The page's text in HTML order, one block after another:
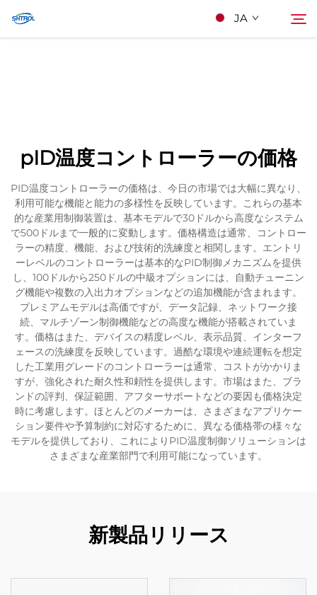
JA
連絡する
pID温度コントローラーの価格
PID温度コントローラーの価格は、今日の市場では大幅に異なり、
利用可能な機能と能力の多様性を反映しています。これらの基本
的な産業用制御装置は、基本モデルで30ドルから高度なシステム
で500ドルまで一般的に変動します。価格構造は通常、コントロー
ラーの精度、機能、および技術的洗練度と相関します。エントリ
ーレベルのコントローラーは基本的なPID制御メカニズムを提供
し、100ドルから250ドルの中級オプションには、自動チューニン
グ機能や複数の入出力オプションなどの追加機能が含まれます。
プレミアムモデルは高価ですが、データ記録、ネットワーク接
続、マルチゾーン制御機能などの高度な機能が搭載されていま
す。価格はまた、デバイスの精度レベル、表示品質、インターフ
ェースの洗練度を反映しています。過酷な環境や連続運転を想定
した工業用グレードのコントローラーは通常、コストがかかりま
すが、強化された耐久性和頼性を提供します。市場はまた、ブラ
ンドの評判、保証範囲、アフターサポートなどの要因も価格決定
時に考慮します。ほとんどのメーカーは、さまざまなアプリケー
ション要件や予算制約に対応するために、異なる価格帯の様々な
モデルを提供しており、これによりPID温度制御ソリューションは
さまざまな産業部門で利用可能になっています。
新製品リリース